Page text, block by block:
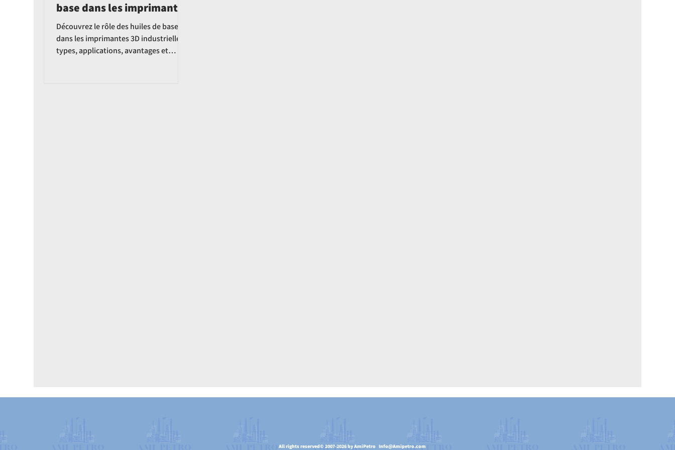
base dans les imprimantes
3D industrielles
Découvrez le rôle des huiles de base
dans les imprimantes 3D industrielles :
types, applications, avantages et
All rights reserved© 2007-2026 by AmiPetroInfo@Amipetro.com